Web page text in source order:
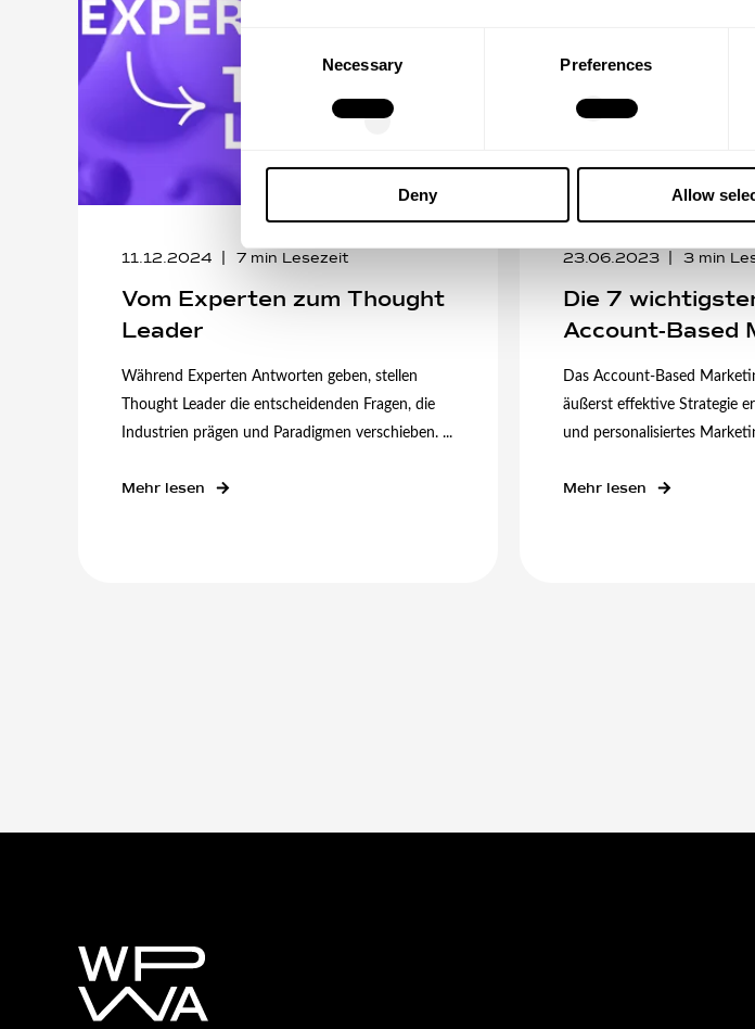
Consent
Selection
Necessary Preferences
Deny Allow
11.12.2024 7 min Lesezeit
Vom Experten zum Thought
Leader
Während Experten Antworten geben, stellen
Thought Leader die entscheidenden Fragen, die
Industrien prägen und Paradigmen verschieben. ...
Mehr lesen
23.06.2023 3 min
Die 7
Account-Based
Das Account-Based
äußerst effektive Strategie
und personalisiertes
Mehr lesen